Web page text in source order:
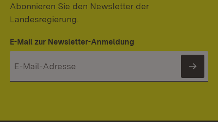
Abonnieren Sie den Newsletter der
Landesregierung.
E-Mail zur Newsletter-Anmeldung